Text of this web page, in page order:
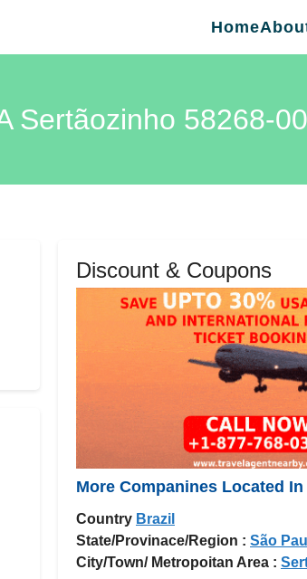
Home
Sertãozinho 58268-
Discount & Coupons
More Companines Located In
Country Brazil
State/Provinace/Region : São
City/Town/ Metropoitan Area :